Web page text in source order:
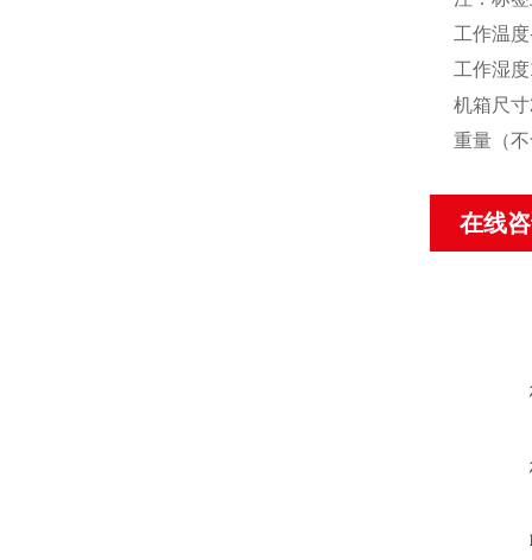
工作温
工作湿
机箱尺
重量（
在线